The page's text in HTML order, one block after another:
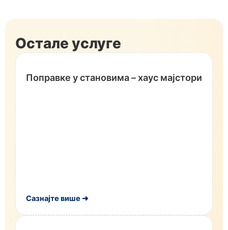
Остале услуге
Поправке у становима – хаус мајстори
Сазнајте више ➜